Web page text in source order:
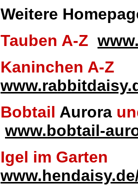
Weitere
Tauben A-Z
Kaninchen A-Z
Bobtail Aurora
www.bobtail-
Igel im Garten